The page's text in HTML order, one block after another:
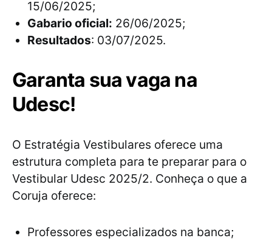
15/06/2025;
Gabario oficial: 26/06/2025;
Resultados: 03/07/2025.
Garanta sua vaga na
Udesc!
O Estratégia Vestibulares oferece uma
estrutura completa para te preparar para o
Vestibular Udesc 2025/2. Conheça o que a
Coruja oferece:
Professores especializados na banca;